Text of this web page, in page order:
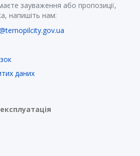
зауваження або пропозиції,
напишіть нам:
даних